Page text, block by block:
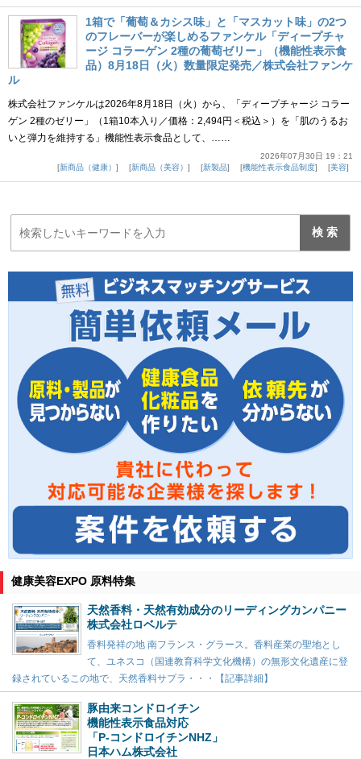
1箱で「葡萄＆カシス味」と「マスカット味」の2つ
のフレーバーが楽しめるファンケル「ディープチャ
ージ コラーゲン 2種の葡萄ゼリー」（機能性表示食
品）8月18日（火）数量限定発売／株式会社ファンケ
ル
株式会社ファンケルは2026年8月18日（火）から、「ディープチャージ コラー
ゲン 2種のゼリー」（1箱10本入り／価格：2,494円＜税込＞）を「肌のうるお
いと弾力を維持する」機能性表示食品として、……
2026年07月30日 19：21
新商品（健康）
新商品（美容） 新製品 機能性表示食品制度 美容
健康美容EXPO 原料特集
天然香料・天然有効成分のリーディングカンパニー
株式会社ロベルテ
香料発祥の地 南フランス・グラース。香料産業の聖地とし
て、ユネスコ（国連教育科学文化機構）の無形文化遺産に登
録されているこの地で、天然香料サプラ・・・【記事詳細】
豚由来コンドロイチン
機能性表示食品対応
「P-コンドロイチンNHZ」
日本ハム株式会社